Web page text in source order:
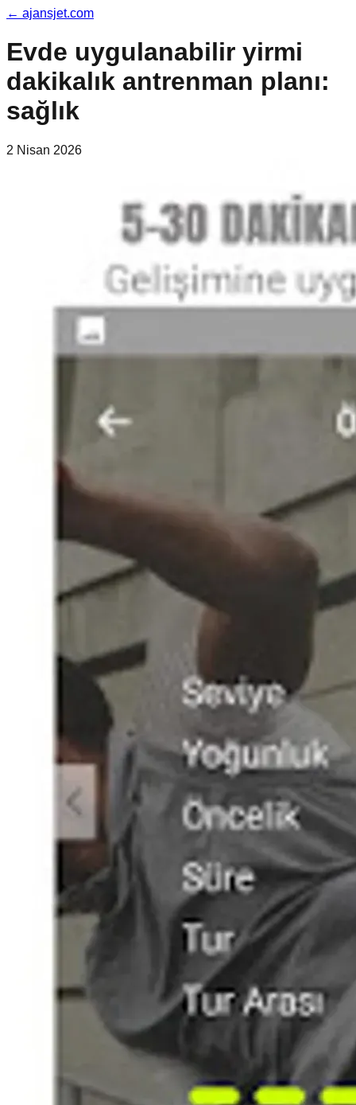
← ajansjet.com
Evde uygulanabilir yirmi
dakikalık antrenman planı:
sağlık
2 Nisan 2026